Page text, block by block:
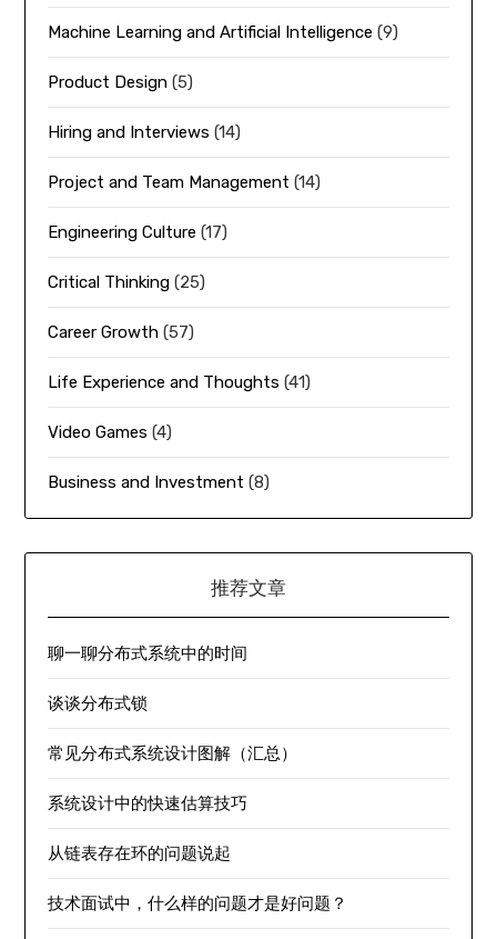
Machine Learning and Artificial Intelligence (9)
Product Design (5)
Hiring and Interviews (14)
Project and Team Management (14)
Engineering Culture (17)
Critical Thinking (25)
Career Growth (57)
Life Experience and Thoughts (41)
Video Games (4)
Business and Investment (8)
推荐文章
聊一聊分布式系统中的时间
谈谈分布式锁
常见分布式系统设计图解（汇总）
系统设计中的快速估算技巧
从链表存在环的问题说起
技术面试中，什么样的问题才是好问题？